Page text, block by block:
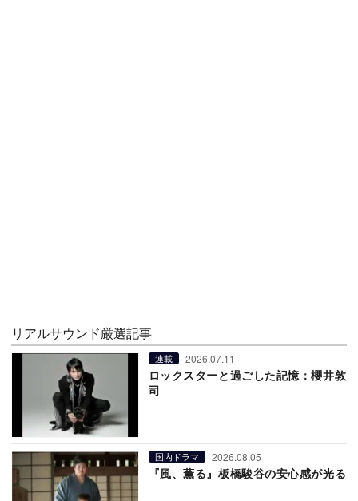
リアルサウンド厳選記事
連載 2026.07.11
ロックスターと過ごした記憶：櫻井敦
司
国内ドラマ 2026.08.05
『風、薫る』板橋駿谷の安心感が光る